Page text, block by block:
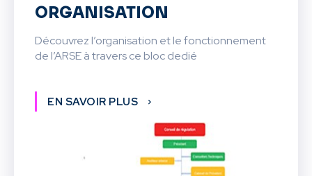
ORGANISATION
Découvrez l’organisation et le fonctionnement
de l’ARSE à travers ce bloc dedié
EN SAVOIR PLUS